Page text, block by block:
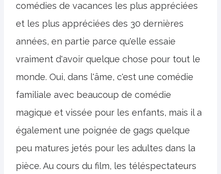
comédies de vacances les plus appréciées
et les plus appréciées des 30 dernières
années, en partie parce qu'elle essaie
vraiment d'avoir quelque chose pour tout le
monde. Oui, dans l'âme, c'est une comédie
familiale avec beaucoup de comédie
magique et vissée pour les enfants, mais il a
également une poignée de gags quelque
peu matures jetés pour les adultes dans la
pièce. Au cours du film, les téléspectateurs